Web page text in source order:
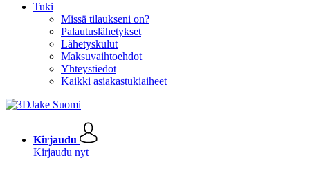
Tuki
Missä tilaukseni on?
Palautuslähetykset
Lähetyskulut
Maksuvaihtoehdot
Yhteystiedot
Kaikki asiakastukiaiheet
Kirjaudu
Kirjaudu nyt